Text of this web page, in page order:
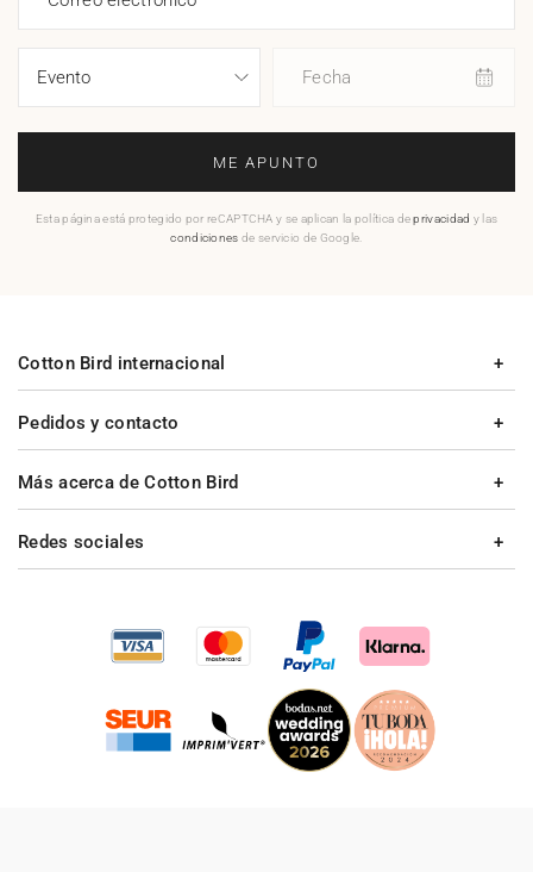
Fecha
ME APUNTO
Esta página está protegido por reCAPTCHA y se aplican la política deprivacidad y las
condiciones de servicio de Google.
Pedidos y contacto
Más acerca de Cotton Bird
Cotton Bird internacional
Redes sociales